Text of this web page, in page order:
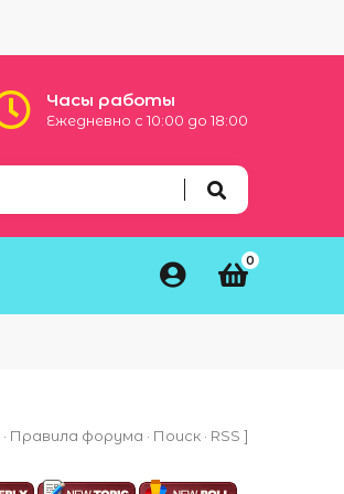
Часы работы
Ежедневно с 10:00 до 18:00
0
· Правила форума · Поиск · RSS ]